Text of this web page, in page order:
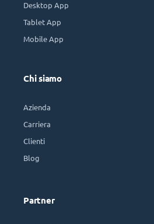
Desktop App
Tablet App
Mobile App
Chi siamo
Azienda
Carriera
Clienti
Blog
Partner